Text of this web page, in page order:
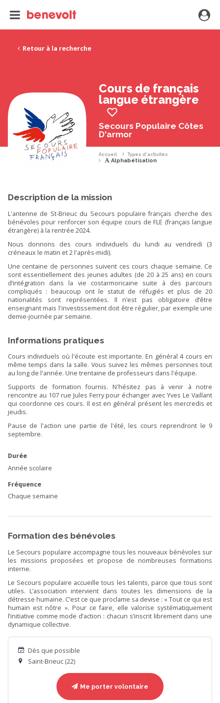
Retour à la recherche
Cours de français
langue étrangère
Secours Populaire Côtes
D'armor
Accueil Types d'activités
Alphabétisation
Description de la mission
L'antenne de St-Brieuc du Secours populaire français cherche des
bénévoles pour renforcer son équipe cours de FLE (français langue
étrangère) à la rentrée 2024.
Nous donnons des cours individuels du lundi au vendredi (3
créneaux le matin et 2 l'après-midi).
Une centaine de personnes suivent ces cours chaque semaine. Ce
sont essentiellement des jeunes adultes (de 20 à 25 ans) en cours
d’intégration dans la vie costarmoricaine suite à des parcours
compliqués : beaucoup ont le statut de réfugiés et plus de 20
nationalités sont représentées. Il n’est pas obligatoire d’être
enseignant mais l'investissement doit être régulier, par exemple une
demie-journée par semaine.
Informations pratiques
Cours individuels où l'écoute est importante. En général 4 cours en
même temps dans la salle. Vous suivez les mêmes personnes tout
au long de l'année. Une trentaine de professeurs dans l'équipe.
Supports de formation fournis. N'hésitez pas à venir à notre
rencontre au 107 rue Jules Ferry pour échanger avec Yves Le Vaillant
qui coordonne ces cours. Il est en général présent les mercredis et
jeudis.
Pause de l'action une partie de l'été, les cours reprendront le 9
septembre.
Durée
Année scolaire
Fréquence
Chaque semaine
Formation des bénévoles
Le Secours populaire accompagne tous les nouveaux bénévoles sur
les missions proposées et propose de nombreuses formations
interne.
Le Secours populaire accueille tous les talents, parce que tous sont
utiles. L’association intervient dans toutes les dimensions de la
détresse humaine. C’est ce que proclame sa devise : « Tout ce qui est
humain est nôtre ». Pour ce faire, elle valorise systématiquement
l’initiative comme mode d’action : chacun s’inscrit librement dans une
dynamique collective.
Dès que possible
Saint-Brieuc (22)
Me porter volontaire